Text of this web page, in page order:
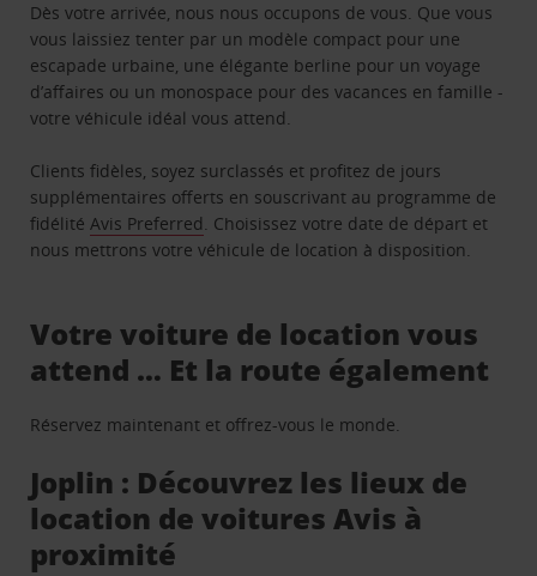
Dès votre arrivée, nous nous occupons de vous. Que vous
vous laissiez tenter par un modèle compact pour une
escapade urbaine, une élégante berline pour un voyage
d’affaires ou un monospace pour des vacances en famille -
votre véhicule idéal vous attend.
Clients fidèles, soyez surclassés et profitez de jours
supplémentaires offerts en souscrivant au programme de
fidélitéAvis Preferred. Choisissez votre date de départ et
nous mettrons votre véhicule de location à disposition.
Votre voiture de location vous
attend … Et la route également
Réservez maintenant et offrez-vous le monde.
Joplin : Découvrez les lieux de
location de voitures Avis à
proximité